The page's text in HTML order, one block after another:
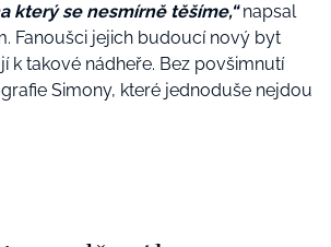
který se nesmírně těšíme,“napsal
Fanoušci jejich budoucí nový byt
k takové nádheře. Bez povšimnutí
Simony, které jednoduše nejdou